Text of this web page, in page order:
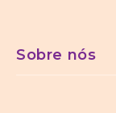
Sobre nós